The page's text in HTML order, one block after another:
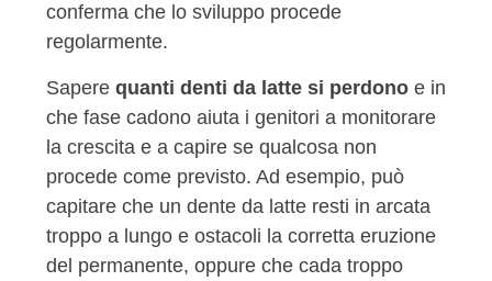
conferma che lo sviluppo procede
regolarmente.
Sapere quanti denti da latte si perdono e in
che fase cadono aiuta i genitori a monitorare
la crescita e a capire se qualcosa non
procede come previsto. Ad esempio, può
capitare che un dente da latte resti in arcata
troppo a lungo e ostacoli la corretta eruzione
del permanente, oppure che cada troppo